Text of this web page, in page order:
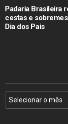
Padaria Brasileira
cestas e
Dia dos Pais